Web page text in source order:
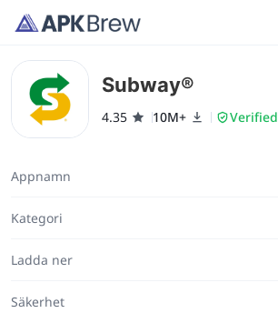
Subway®
4.35 10M+ Verified
Appnamn
Kategori
Ladda ner
Säkerhet